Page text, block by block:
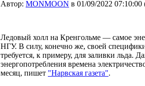
Автор: MONMOON в 01/09/2022 07:10:00
Ледовый холл на Кренгольме — самое
НГУ. В силу, конечно же, своей
требуется, к примеру, для заливки льда.
энергопотребления времена
месяц, пишет "Нарвская газета".